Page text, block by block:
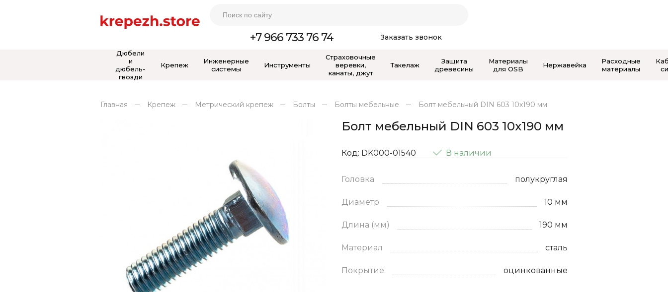
+7 966 733 76 74 Заказать звонок
Дюбели
и
дюбель-
гвозди
Крепеж
Инженерные
системы
Инструменты
Страховочные
веревки,
канаты, джут
Такелаж
Защита
древесины
Материалы
для OSB
Нержавейка
Расходные
материалы
Главная Крепеж Метрический крепеж Болты Болты мебельные Болт мебельный DIN 603 10х190 мм
Болт мебельный DIN 603 10х190 мм
Код: DK000-01540 В наличии
Головка полукруглая
Диаметр 10 мм
Длина (мм) 190 мм
Материал сталь
Покрытие оцинкованные